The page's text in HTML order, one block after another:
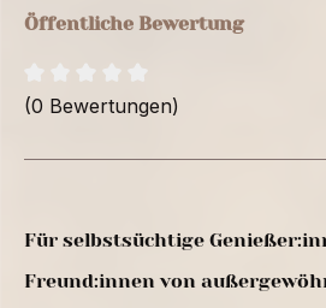
Öffentliche Bewertung
(0 Bewertungen)
Für selbstsüchtige
Freund:innen von